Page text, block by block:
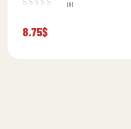
(0)
8.75$